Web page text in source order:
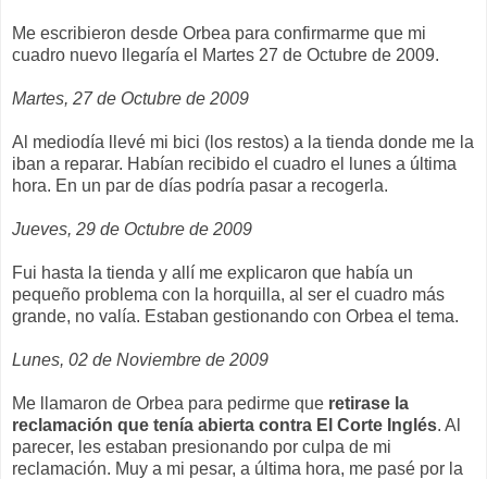
Me escribieron desde Orbea para confirmarme que mi
cuadro nuevo llegaría el Martes 27 de Octubre de 2009.
Martes, 27 de Octubre de 2009
Al mediodía llevé mi bici (los restos) a la tienda donde me la
iban a reparar. Habían recibido el cuadro el lunes a última
hora. En un par de días podría pasar a recogerla.
Jueves, 29 de Octubre de 2009
Fui hasta la tienda y allí me explicaron que había un
pequeño problema con la horquilla, al ser el cuadro más
grande, no valía. Estaban gestionando con Orbea el tema.
Lunes, 02 de Noviembre de 2009
Me llamaron de Orbea para pedirme que retirase la
reclamación que tenía abierta contra El Corte Inglés. Al
parecer, les estaban presionando por culpa de mi
reclamación. Muy a mi pesar, a última hora, me pasé por la